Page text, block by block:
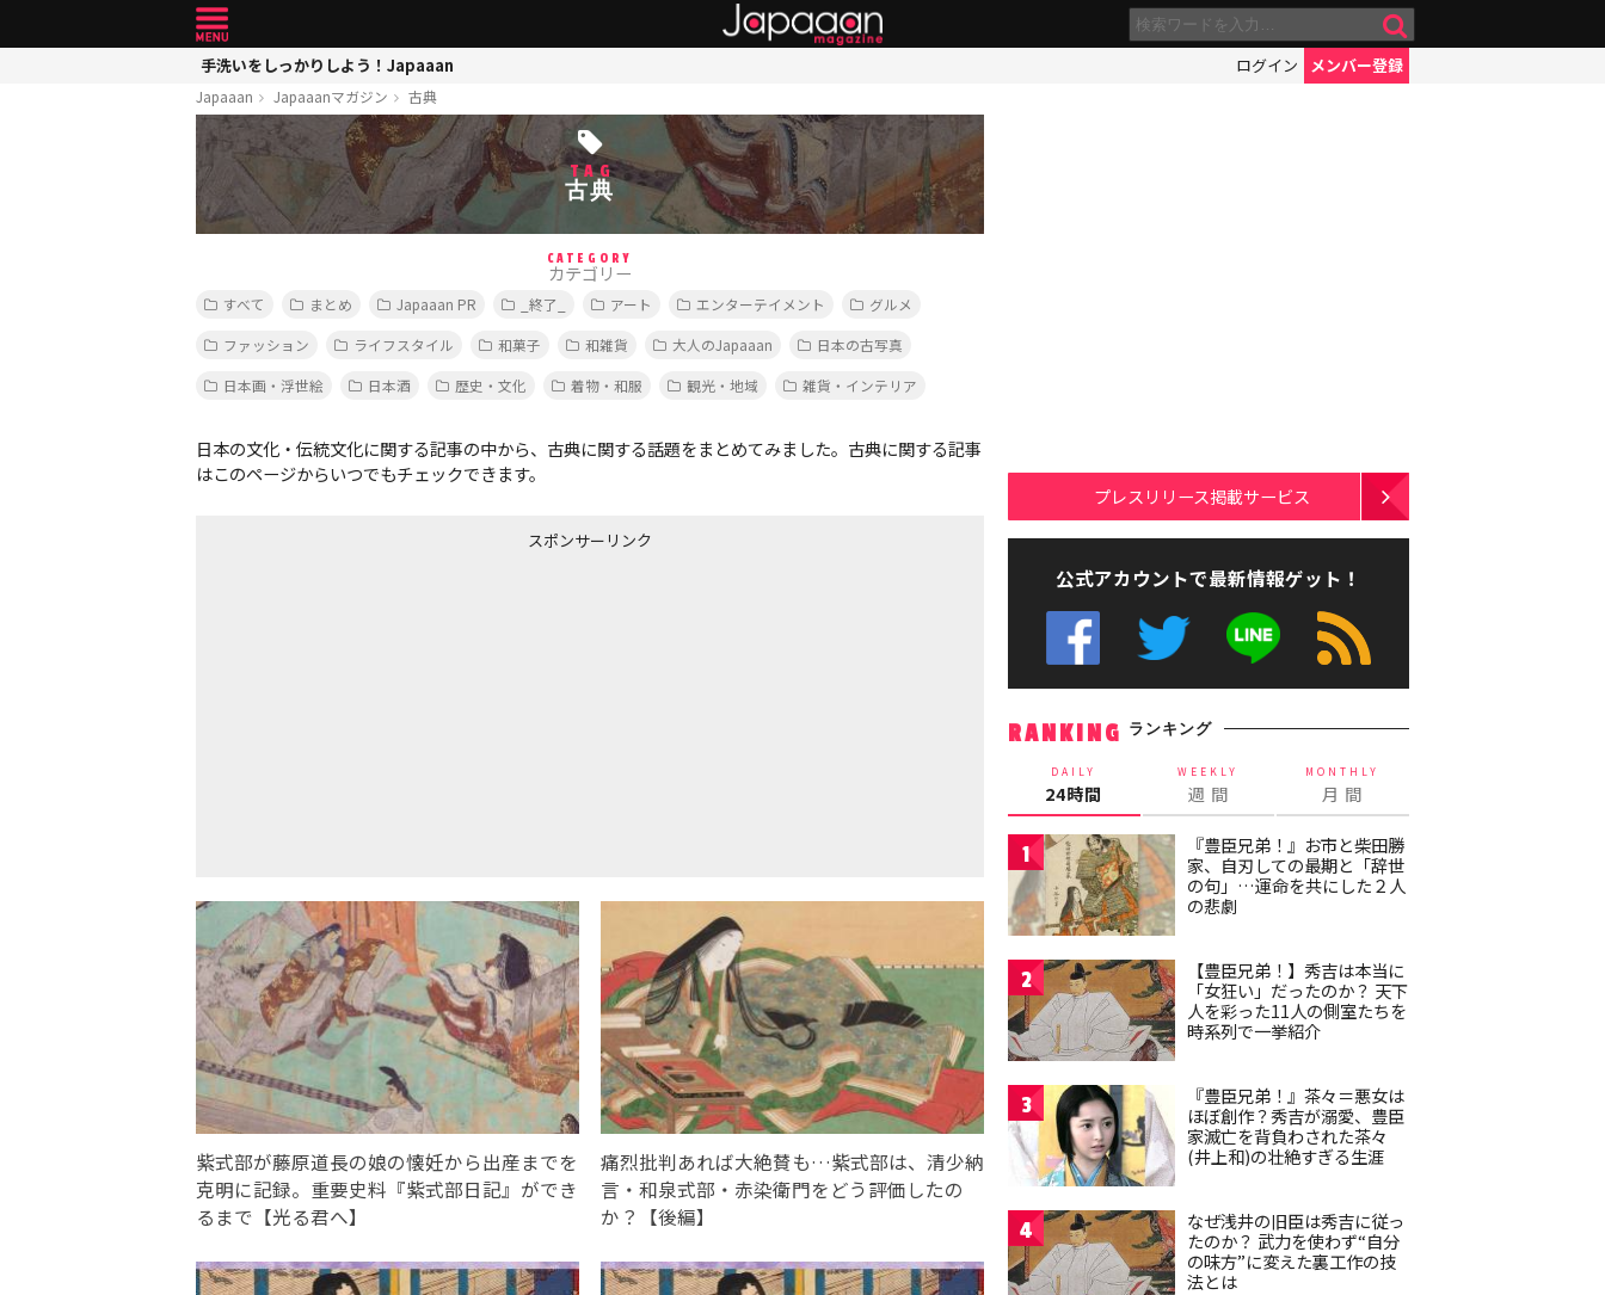
手洗いをしっかりしよう！Japaaan ログイン メンバー登録
Japaaan Japaaanマガジン 古典
TAG
古典
CATEGORY
カテゴリー
すべて まとめ Japaaan PR _終了_ アート エンターテイメント
グルメ
ファッション
ライフスタイル 和菓子 和雑貨 大人のJapaaan
日本の古写真
日本画・浮世絵
日本酒 歴史・文化 着物・和服 観光・地域 雑貨・インテリア
日本の文化・伝統文化に関する記事の中から、古典に関する話題をまとめてみました。古典に関する記事
はこのページからいつでもチェックできます。
スポンサーリンク
紫式部が藤原道長の娘の懐妊から出産までを
克明に記録。重要史料『紫式部日記』ができ
るまで【光る君へ】
痛烈批判あれば大絶賛も…紫式部は、清少納
言・和泉式部・赤染衛門をどう評価したの
か？【後編】
プレスリリース掲載サービス
公式アカウントで最新情報ゲット！
RANKING ランキング
DAILY
24時間
WEEKLY
週 間
MONTHLY
月 間
1
『豊臣兄弟！』お市と柴田勝
家、自刃しての最期と「辞世
の句」…運命を共にした２人
の悲劇
2
【豊臣兄弟！】秀吉は本当に
「女狂い」だったのか？ 天下
人を彩った11人の側室たちを
時系列で一挙紹介
3
『豊臣兄弟！』茶々＝悪女は
ほぼ創作？秀吉が溺愛、豊臣
家滅亡を背負わされた茶々
(井上和)の壮絶すぎる生涯
4
なぜ浅井の旧臣は秀吉に従っ
たのか？ 武力を使わず“自分
の味方”に変えた裏工作の技
法とは